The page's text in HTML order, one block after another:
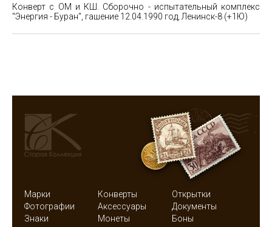
Конверт с ОМ и КШ. Сборочно - испытательный комплекс
"Энергия - Буран", гашение 12.04.1990 год, Ленинск-8 (+1Ю)
Марки Конверты
Открытки
Фотографии
Аксессуары
Документы
Знаки
Монеты
Боны